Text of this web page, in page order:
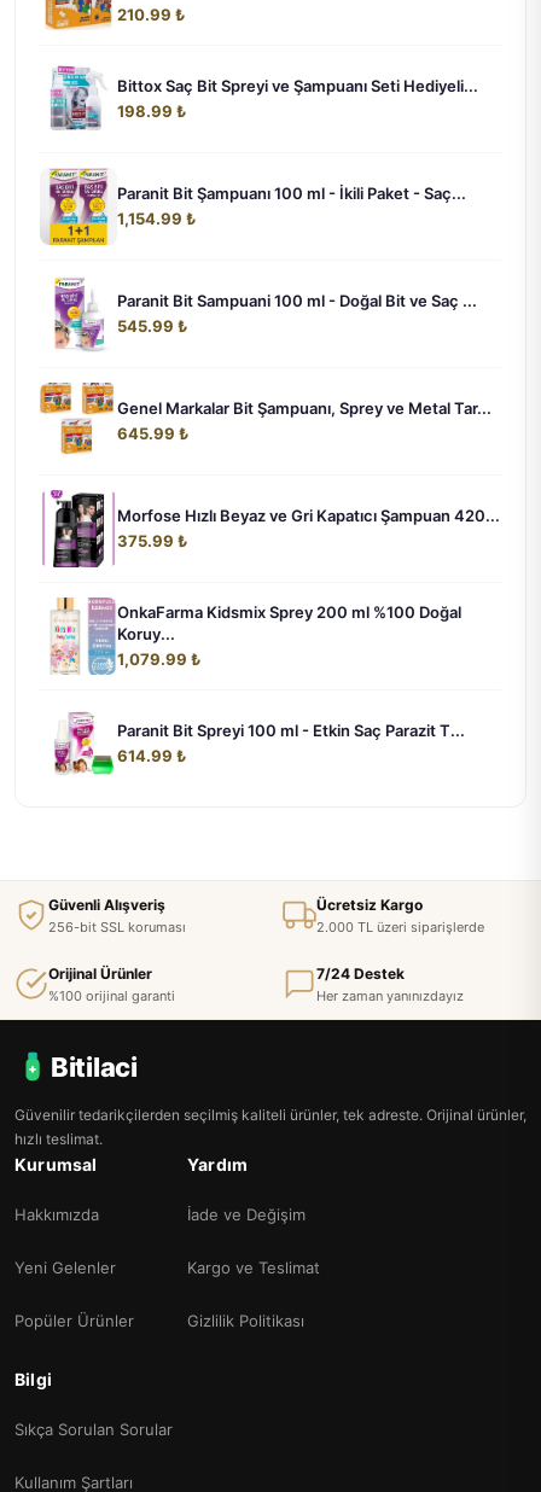
210.99 ₺
Bittox Saç Bit Spreyi ve Şampuanı Seti Hediyeli...
198.99 ₺
Paranit Bit Şampuanı 100 ml - İkili Paket - Saç...
1,154.99 ₺
Paranit Bit Sampuani 100 ml - Doğal Bit ve Saç ...
545.99 ₺
Genel Markalar Bit Şampuanı, Sprey ve Metal Tar...
645.99 ₺
Morfose Hızlı Beyaz ve Gri Kapatıcı Şampuan 420...
375.99 ₺
OnkaFarma Kidsmix Sprey 200 ml %100 Doğal
Koruy...
1,079.99 ₺
Paranit Bit Spreyi 100 ml - Etkin Saç Parazit T...
614.99 ₺
Güvenli Alışveriş
256-bit SSL koruması
Ücretsiz Kargo
2.000 TL üzeri siparişlerde
Orijinal Ürünler
%100 orijinal garanti
7/24 Destek
Her zaman yanınızdayız
Bitilaci
Güvenilir tedarikçilerden seçilmiş kaliteli ürünler, tek adreste. Orijinal ürünler,
hızlı teslimat.
Kurumsal
Hakkımızda
Yeni Gelenler
Popüler Ürünler
Yardım
İade ve Değişim
Kargo ve Teslimat
Gizlilik Politikası
Bilgi
Sıkça Sorulan Sorular
Kullanım Şartları